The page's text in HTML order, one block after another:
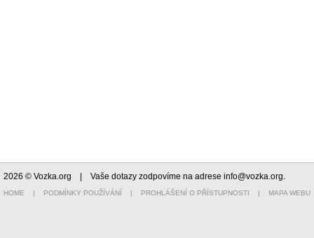
2026 © Vozka.org | Vaše dotazy zodpovíme na adrese info@vozka.org.
HOME | PODMÍNKY POUŽÍVÁNÍ | PROHLÁŠENÍ O PŘÍSTUPNOSTI | MAPA WEBU